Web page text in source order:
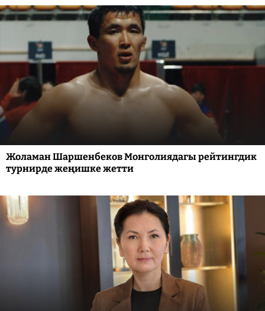
Жоламан Шаршенбеков Монголиядагы рейтингдик
турнирде жеңишке жетти